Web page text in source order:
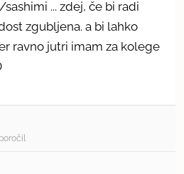
... zdej, če bi radi
zgubljena. a bi lahko
ravno jutri imam za kolege